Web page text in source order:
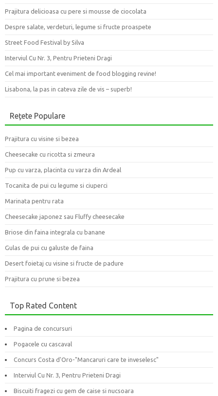
Prajitura delicioasa cu pere si mousse de ciocolata
Despre salate, verdeturi, legume si fructe proaspete
Street Food Festival by Silva
Interviul Cu Nr. 3, Pentru Prieteni Dragi
Cel mai important eveniment de food blogging revine!
Lisabona, la pas in cateva zile de vis – superb!
Rețete Populare
Prajitura cu visine si bezea
Cheesecake cu ricotta si zmeura
Pup cu varza, placinta cu varza din Ardeal
Tocanita de pui cu legume si ciuperci
Marinata pentru rata
Cheesecake japonez sau Fluffy cheesecake
Briose din faina integrala cu banane
Gulas de pui cu galuste de faina
Desert foietaj cu visine si fructe de padure
Prajitura cu prune si bezea
Top Rated Content
Pagina de concursuri
Pogacele cu cascaval
Concurs Costa d'Oro-"Mancaruri care te inveselesc"
Interviul Cu Nr. 3, Pentru Prieteni Dragi
Biscuiti fragezi cu gem de caise si nucsoara